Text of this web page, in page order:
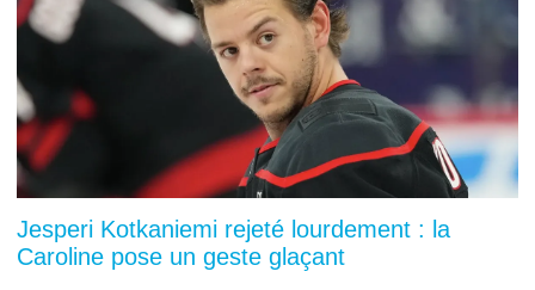
Jesperi Kotkaniemi rejeté lourdement : la
Caroline pose un geste glaçant